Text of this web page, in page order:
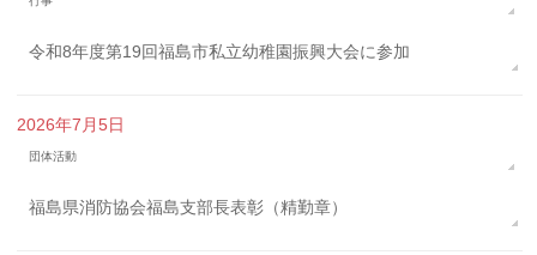
令和8年度第19回福島市私立幼稚園振興大会に参加
2026年7月5日
団体活動
福島県消防協会福島支部長表彰（精勤章）